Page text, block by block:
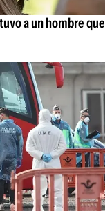
a un hombre que